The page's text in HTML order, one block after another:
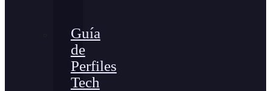
Guía
de
Perfiles
Tech